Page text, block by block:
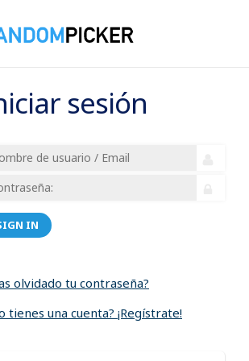
sesión
IN
olvidado tu contraseña?
tienes una cuenta? ¡Regístrate!